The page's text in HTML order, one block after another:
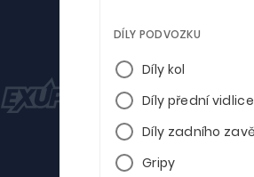
DÍLY PODVOZKU
Díly kol
Díly přední vidlice
Gripy